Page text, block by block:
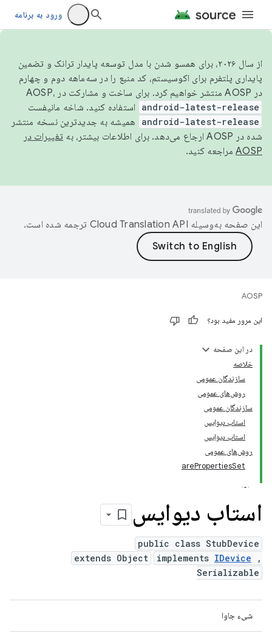
ورود به برنامه
از سال ۲۰۲۶، برای همسو شدن با مدل توسعه پایدار ترانک و تضمین
پایداری پلتفرم برای اکوسیستم، کد منبع را در سه‌ماهه دوم و چهارم
در AOSP منتشر خواهیم کرد. برای ساخت و مشارکت در AOSP،
android-latest-release استفاده کنید. شاخه مانیفست
android-latest-release
همیشه به جدیدترین نسخه منتشر
شده در AOSP ارجاع می‌دهد. برای اطلاعات بیشتر، به
تغییرات در
AOSP مراجعه کنید.
این صفحه به‌وسیله ترجمه شده است.
AOSP
این مرور مفید بود؟
در این صفحه
خلاصه
سازندگان عمومی
روش‌های عمومی
سازندگان عمومی
استاب دیوایس
استاب دیوایس
روش‌های عمومی
arePropertiesSet
استاب دیوایس
public class StubDevice
extends Object
implements IDevice ,
Serializable
شیء جاوا